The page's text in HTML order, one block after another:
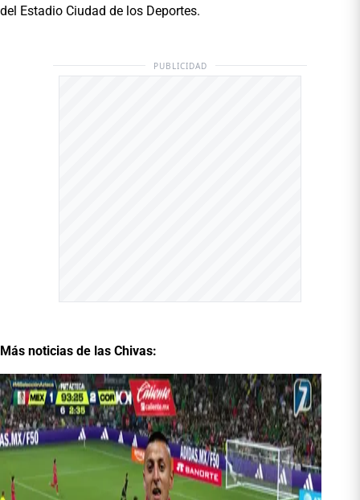
del Estadio Ciudad de los Deportes.
PUBLICIDAD
Más noticias de las Chivas: